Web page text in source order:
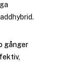
gånger